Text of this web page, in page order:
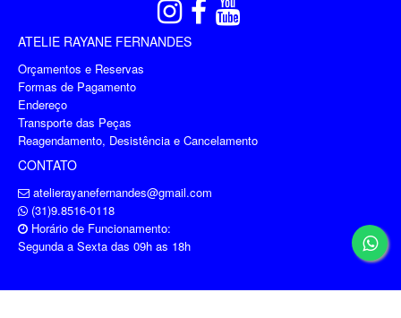
ATELIE RAYANE FERNANDES
Orçamentos e Reservas
Formas de Pagamento
Endereço
Transporte das Peças
Reagendamento, Desistência e Cancelamento
CONTATO
atelierayanefernandes@gmail.com
(31)9.8516-0118
Horário de Funcionamento:
Segunda a Sexta das 09h as 18h